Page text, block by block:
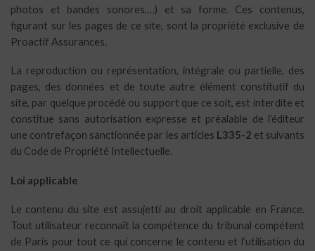
photos et bandes sonores,…) et sa forme. Ces contenus,
figurant sur les pages de ce site, sont la propriété exclusive de
Proactif Assurances.
La reproduction ou représentation, intégrale ou partielle, des
pages, des données et de toute autre élément constitutif du
site, par quelque procédé ou support que ce soit, est interdite et
constitue sans autorisation expresse et préalable de l’éditeur
une contrefaçon sanctionnée par les articles L335-2 et suivants
du Code de Propriété Intellectuelle.
Loi applicable
Le contenu du site est assujetti au droit applicable en France.
Tout utilisateur reconnaît la compétence du tribunal compétent
de Paris pour tout ce qui concerne le contenu et l’utilisation du